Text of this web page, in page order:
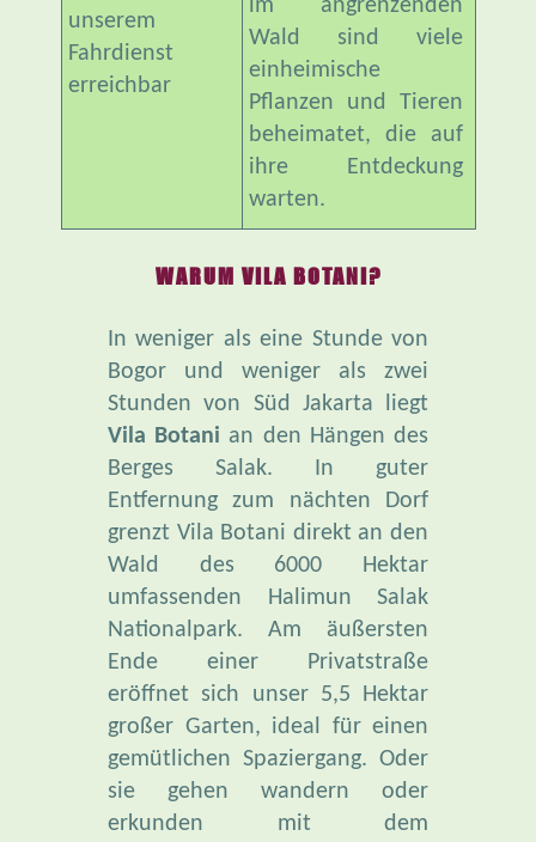
unserem
Fahrdienst
erreichbar
im angrenzenden
Wald sind viele
einheimische
Pflanzen und Tieren
beheimatet, die auf
ihre Entdeckung
warten.
WARUM VILA BOTANI?
In weniger als eine Stunde von
Bogor und weniger als zwei
Stunden von Süd Jakarta liegt
Vila Botani an den Hängen des
Berges Salak. In guter
Entfernung zum nächten Dorf
grenzt Vila Botani direkt an den
Wald des 6000 Hektar
umfassenden Halimun Salak
Nationalpark. Am äußersten
Ende einer Privatstraße
eröffnet sich unser 5,5 Hektar
großer Garten, ideal für einen
gemütlichen Spaziergang. Oder
sie gehen wandern oder
erkunden mit dem